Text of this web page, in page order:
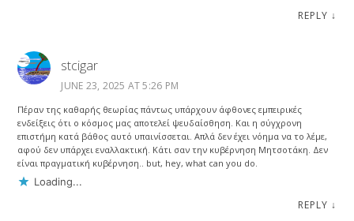
REPLY ↓
stcigar
JUNE 23, 2025 AT 5:26 PM
Πέραν της καθαρής θεωρίας πάντως υπάρχουν άφθονες εμπειρικές
ενδείξεις ότι ο κόσμος μας αποτελεί ψευδαίσθηση. Και η σύγχρονη
επιστήμη κατά βάθος αυτό υπαινίσσεται. Απλά δεν έχει νόημα να το λέμε,
αφού δεν υπάρχει εναλλακτική. Κάτι σαν την κυβέρνηση Μητσοτάκη. Δεν
είναι πραγματική κυβέρνηση.. but, hey, what can you do.
Loading...
REPLY ↓